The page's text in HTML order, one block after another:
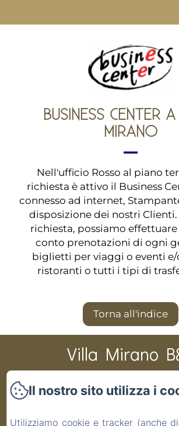
BUSINESS CENTER
MIRANO
Nell'ufficio Rosso al piano
richiesta è attivo il Business
connesso ad internet,
disposizione dei nostri
richiesta, possiamo
conto prenotazioni di ogni
biglietti per viaggi o eventi e/
ristoranti o tutti i tipi di
Torna all'indice
Villa Mirano
CIR 001194-BEB-00003 CIN
Il nostro sito utilizza i
Utilizziamo cookie e tracker (anche